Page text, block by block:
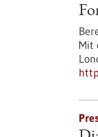
Mit